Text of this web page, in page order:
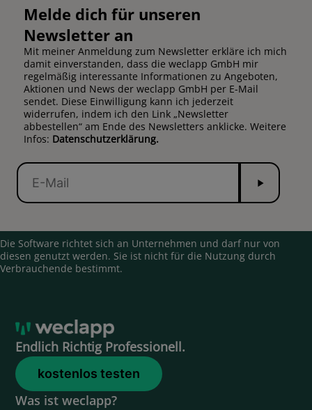
Melde dich für unseren
Newsletter an
Mit meiner Anmeldung zum Newsletter erkläre ich mich
damit einverstanden, dass die weclapp GmbH mir
regelmäßig interessante Informationen zu Angeboten,
Aktionen und News der weclapp GmbH per E-Mail
sendet. Diese Einwilligung kann ich jederzeit
widerrufen, indem ich den Link „Newsletter
abbestellen“ am Ende des Newsletters anklicke. Weitere
Infos: Datenschutzerklärung.
E-
Mail
Senden
Die Software richtet sich an Unternehmen und darf nur von
diesen genutzt werden. Sie ist nicht für die Nutzung durch
Verbrauchende bestimmt.
Endlich Richtig Professionell.
kostenlos testen
Was ist weclapp?